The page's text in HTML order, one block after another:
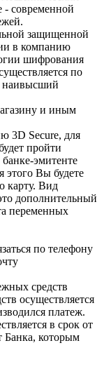
- современной
защищенной
в компанию
шифрования
по
наивысший
и иным
3D Secure, для
пройти
эмитенте
этого Вы будете
карту. Вид
дополнительный
переменных
по телефону
средств
осуществляется
платеж.
в срок от
Банка, которым